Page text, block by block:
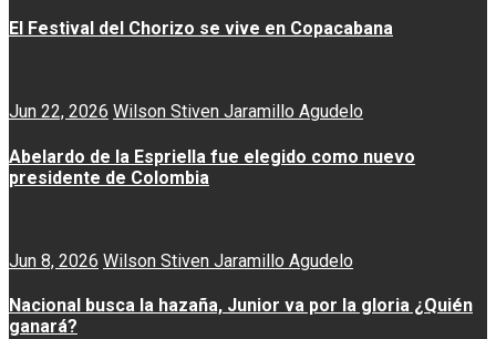
El Festival del Chorizo se vive en Copacabana
Jun 22, 2026 Wilson Stiven Jaramillo Agudelo
Abelardo de la Espriella fue elegido como nuevo
presidente de Colombia
Jun 8, 2026 Wilson Stiven Jaramillo Agudelo
Nacional busca la hazaña, Junior va por la gloria ¿Quién
ganará?